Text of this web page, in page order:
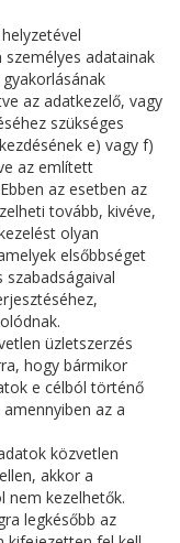
adatainak
az adatkezelő, vagy
szükséges
e) vagy f)
az említett
az esetben az
tovább, kivéve,
olyan
elsőbbséget
üzletszerzés
hogy bármikor
e célból történő
az a
közvetlen
akkor a
nem kezelhetők.
legkésőbb az